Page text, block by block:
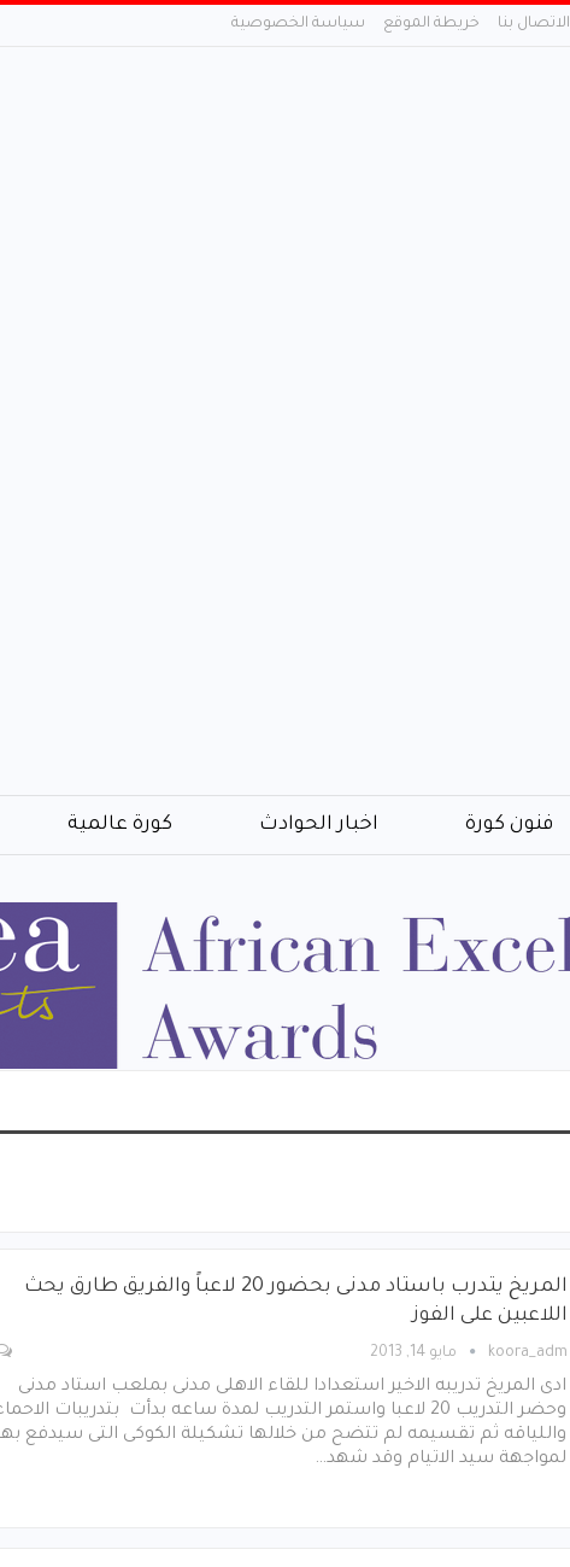
الاتصال بنا خريطة الموقع سياسة الخصوصية
فنون كورة اخبار الحوادث كورة عالمية
المريخ يتدرب باستاد مدنى بحضور 20 لاعباً والفريق طارق يحث
اللاعبين على الفوز
koora_adm مايو 14, 2013
ادى المريخ تدريبه الاخير استعدادا للقاء الاهلى مدنى بملعب استاد مدنى
وحضر التدريب 20 لاعبا واستمر التدريب لمدة ساعه بدأت بتدريبات
واللياقه ثم تقسيمه لم تتضح من خلالها تشكيلة الكوكى التى سيدفع
لمواجهة سيد الاتيام وقد شهد…